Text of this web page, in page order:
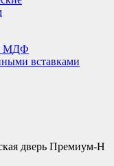
МДФ
вставками
дверь Премиум-Н